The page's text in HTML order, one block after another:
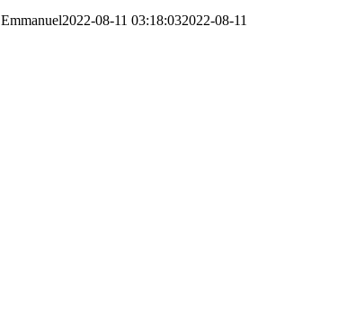
Emmanuel2022-08-11 03:18:032022-08-11